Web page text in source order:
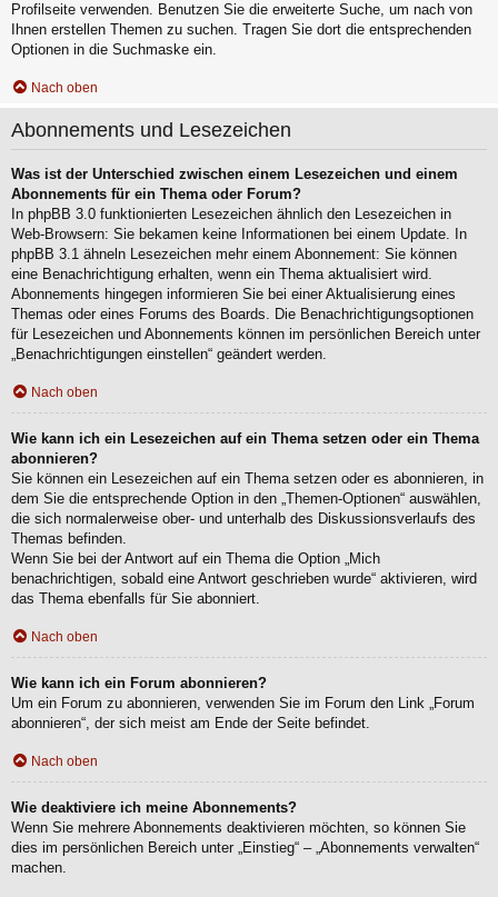
Profilseite verwenden. Benutzen Sie die erweiterte Suche, um nach von
Ihnen erstellen Themen zu suchen. Tragen Sie dort die entsprechenden
Optionen in die Suchmaske ein.
Nach oben
Abonnements und Lesezeichen
Was ist der Unterschied zwischen einem Lesezeichen und einem
Abonnements für ein Thema oder Forum?
In phpBB 3.0 funktionierten Lesezeichen ähnlich den Lesezeichen in
Web-Browsern: Sie bekamen keine Informationen bei einem Update. In
phpBB 3.1 ähneln Lesezeichen mehr einem Abonnement: Sie können
eine Benachrichtigung erhalten, wenn ein Thema aktualisiert wird.
Abonnements hingegen informieren Sie bei einer Aktualisierung eines
Themas oder eines Forums des Boards. Die Benachrichtigungsoptionen
für Lesezeichen und Abonnements können im persönlichen Bereich unter
„Benachrichtigungen einstellen“ geändert werden.
Nach oben
Wie kann ich ein Lesezeichen auf ein Thema setzen oder ein Thema
abonnieren?
Sie können ein Lesezeichen auf ein Thema setzen oder es abonnieren, in
dem Sie die entsprechende Option in den „Themen-Optionen“ auswählen,
die sich normalerweise ober- und unterhalb des Diskussionsverlaufs des
Themas befinden.
Wenn Sie bei der Antwort auf ein Thema die Option „Mich
benachrichtigen, sobald eine Antwort geschrieben wurde“ aktivieren, wird
das Thema ebenfalls für Sie abonniert.
Nach oben
Wie kann ich ein Forum abonnieren?
Um ein Forum zu abonnieren, verwenden Sie im Forum den Link „Forum
abonnieren“, der sich meist am Ende der Seite befindet.
Nach oben
Wie deaktiviere ich meine Abonnements?
Wenn Sie mehrere Abonnements deaktivieren möchten, so können Sie
dies im persönlichen Bereich unter „Einstieg“ – „Abonnements verwalten“
machen.